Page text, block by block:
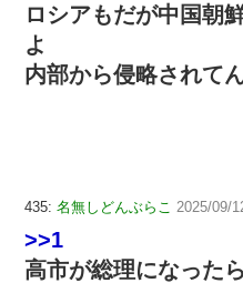
ロシアもだが中国朝
よ
内部から侵略されて
435: 名無しどんぶらこ 2025/09/
>>1
高市が総理になった